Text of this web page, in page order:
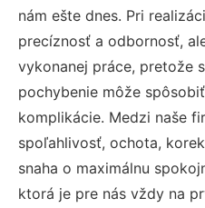
nám ešte dnes. Pri
precíznosť a odbornosť,
vykonanej práce, pretože
pochybenie môže
komplikácie. Medzi naše
spoľahlivosť, ochota,
snaha o maximálnu
ktorá je pre nás vždy na